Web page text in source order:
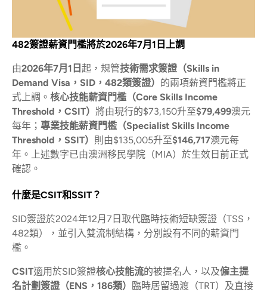
482簽證薪資門檻將於2026年7月1日上調
由2026年7月1日 起，規管技術需求簽證（Skills in
Demand Visa，SID，482類簽證） 的兩項薪資門檻將正
式上調。 核心技能薪資門檻（Core Skills Income
Threshold，CSIT） 將由現行的$73,150升至$79,499澳元
每年； 專業技能薪資門檻（Specialist Skills Income
Threshold，SSIT） 則由$135,005升至$146,717澳元每
年。上述數字已由澳洲移民學院（MIA）於生效日前正式
確認。
什麼是CSIT和SSIT？
SID簽證於2024年12月7日取代臨時技術短缺簽證（TSS，
482類），並引入雙流制結構，分別設有不同的薪資門
檻。
CSIT適用於SID簽證核心技能流的被提名人，以及僱主提
名計劃簽證（ENS，186類）
臨時居留過渡（TRT）及直接